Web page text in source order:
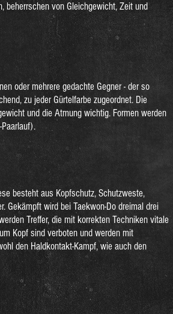
beherrschen von Gleichgewicht, Zeit und
oder mehrere gedachte Gegner - der so
zu jeder Gürtelfarbe zugeordnet. Die
und die Atmung wichtig. Formen werden
besteht aus Kopfschutz, Schutzweste,
Gekämpft wird bei Taekwon-Do dreimal drei
Treffer, die mit korrekten Techniken vitale
Kopf sind verboten und werden mit
den Haldkontakt-Kampf, wie auch den